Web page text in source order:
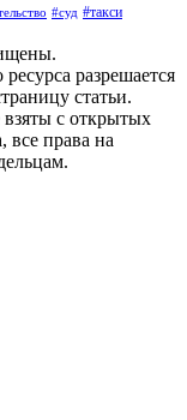
#суд #такси
разрешается
статьи.
с открытых
все права на